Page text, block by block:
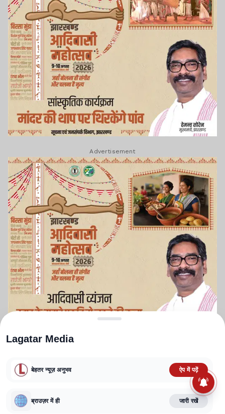
Advertisement
TERMS AND CONDITIONS
CORRECTIONS POLICY
FACT CHECKING POLICY
Lagatar Media
बेहतर न्यूज़ अनुभव ऐप में पढ़ें
ब्राउज़र में ही जारी रखें